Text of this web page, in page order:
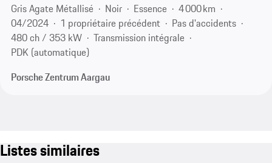
Gris Agate Métallisé
Noir Essence
4 000 km
04/2024
1 propriétaire précédent
Pas d'accidents
480 ch / 353 kW
Transmission intégrale
PDK (automatique)
Porsche Zentrum Aargau
Listes similaires